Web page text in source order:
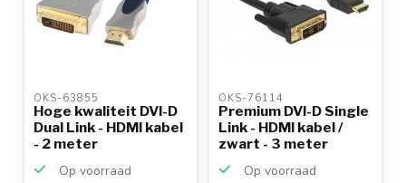
OKS-63855
Hoge kwaliteit DVI-D
Dual Link - HDMI kabel
- 2 meter
Op voorraad
OKS-76114
Premium DVI-D Single
Link - HDMI kabel /
zwart - 3 meter
Op voorraad